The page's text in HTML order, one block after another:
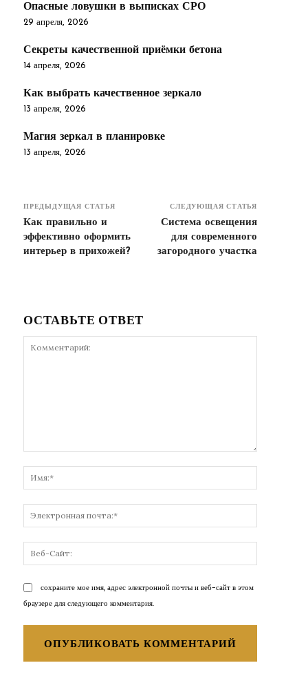
Опасные ловушки в выписках СРО
29 апреля, 2026
Секреты качественной приёмки бетона
14 апреля, 2026
Как выбрать качественное зеркало
13 апреля, 2026
Магия зеркал в планировке
13 апреля, 2026
ПРЕДЫДУЩАЯ СТАТЬЯ
Как правильно и
эффективно оформить
интерьер в прихожей?
СЛЕДУЮЩАЯ СТАТЬЯ
Система освещения
для современного
загородного участка
ОСТАВЬТЕ ОТВЕТ
почта:*
Сайт:
сохраните мое имя, адрес электронной почты и веб-сайт в этом
браузере для следующего комментария.